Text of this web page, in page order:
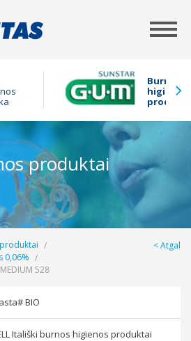
Burnos
higienos
produktai
Atgal
0,06%
528
BIO
Itališki burnos higienos produktai